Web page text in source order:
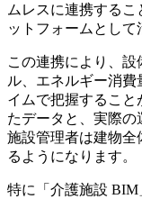
ムレスに連携する
ットフォームとして
この連携により、
ル、エネルギー消
イムで把握するこ
たデータと、実際の
施設管理者は建物全
るようになります。
特に「介護施設